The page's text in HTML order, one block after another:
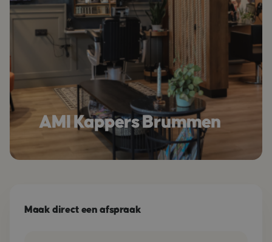
AMI Kappers Brummen
Maak direct een afspraak